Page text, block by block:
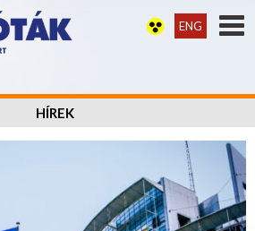
ENG
HÍREK